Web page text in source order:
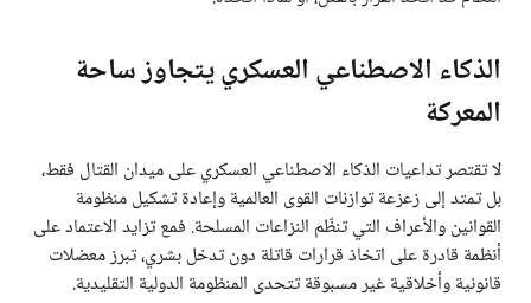
الذكاء الاصطناعي العسكري يتجاوز ساحة
المعركة
لا تقتصر تداعيات الذكاء الاصطناعي العسكري على ميدان القتال فقط،
بل تمتد إلى زعزعة توازنات القوى العالمية وإعادة تشكيل منظومة
القوانين والأعراف التي تنظّم النزاعات المسلحة. فمع تزايد الاعتماد على
أنظمة قادرة على اتخاذ قرارات قاتلة دون تدخل بشري، تبرز معضلات
قانونية وأخلاقية غير مسبوقة تتحدى المنظومة الدولية التقليدية.